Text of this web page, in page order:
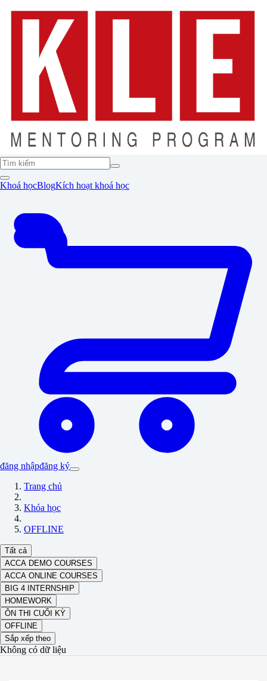
Khoá họcBlogKích hoạt khoá học
đăng nhậpđăng ký
Trang chủ
Khóa học
OFFLINE
Tất cả
ACCA DEMO COURSES
ACCA ONLINE COURSES
BIG 4 INTERNSHIP
HOMEWORK
ÔN THI CUỐI KỲ
OFFLINE
Sắp xếp theo
Không có dữ liệu